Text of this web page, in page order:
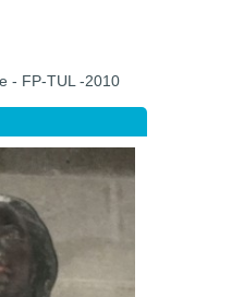
- FP-TUL -2010